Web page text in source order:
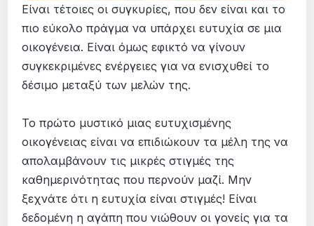
Είναι τέτοιες οι συγκυρίες, που δεν είναι και το
πιο εύκολο πράγμα να υπάρχει ευτυχία σε μια
οικογένεια. Είναι όμως εφικτό να γίνουν
συγκεκριμένες ενέργειες για να ενισχυθεί το
δέσιμο μεταξύ των μελών της.
Το πρώτο μυστικό μιας ευτυχισμένης
οικογένειας είναι να επιδιώκουν τα μέλη της να
απολαμβάνουν τις μικρές στιγμές της
καθημερινότητας που περνούν μαζί. Μην
ξεχνάτε ότι η ευτυχία είναι στιγμές! Είναι
δεδομένη η αγάπη που νιώθουν οι γονείς για τα